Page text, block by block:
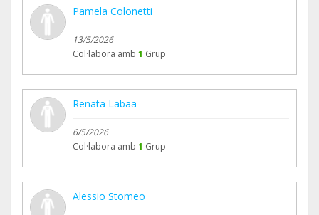
Pamela Colonetti
13/5/2026
Col·labora amb 1 Grup
Renata Labaa
6/5/2026
Col·labora amb 1 Grup
Alessio Stomeo